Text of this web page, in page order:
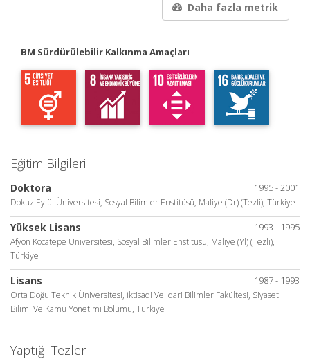
Daha fazla metrik
BM Sürdürülebilir Kalkınma Amaçları
Eğitim Bilgileri
1995 - 2001
Doktora
Dokuz Eylül Üniversitesi, Sosyal Bilimler Enstitüsü, Maliye (Dr) (Tezli), Türkiye
1993 - 1995
Yüksek Lisans
Afyon Kocatepe Üniversitesi, Sosyal Bilimler Enstitüsü, Maliye (Yl) (Tezli),
Türkiye
1987 - 1993
Lisans
Orta Doğu Teknik Üniversitesi, İktisadi Ve İdari Bilimler Fakültesi, Siyaset
Bilimi Ve Kamu Yönetimi Bölümü, Türkiye
Yaptığı Tezler